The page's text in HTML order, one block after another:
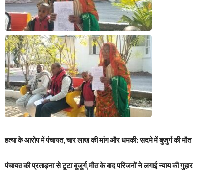
हत्या के आरोप में पंचायत, चार लाख की मांग और धमकी: सदमे में बुजुर्ग की मौत
पंचायत की प्रताड़ना से टूटा बुजुर्ग,मौत के बाद परिजनों ने लगाई न्याय की गुहार